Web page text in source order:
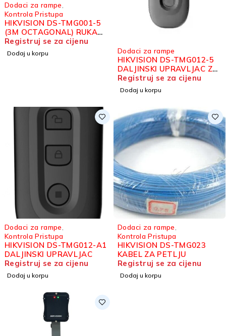
Dodaci za rampe
Kontrola Pristupa
HIKVISION DS-TMG001-5
(3M OCTAGONAL) RUKA
ZA RAMPU 3M
Registruj se za cijenu
Dodaj u korpu Dodaci za rampe
HIKVISION DS-TMG012-5
DALJINSKI UPRAVLJAC ZA
RAMPE
Registruj se za cijenu
Dodaj u korpu
Dodaci za rampe
Kontrola Pristupa
HIKVISION DS-TMG012-A1
DALJINSKI UPRAVLJAC
Registruj se za cijenu
Dodaj u korpu
Dodaci za rampe
Kontrola Pristupa
HIKVISION DS-TMG023
KABEL ZA PETLJU
Registruj se za cijenu
Dodaj u korpu